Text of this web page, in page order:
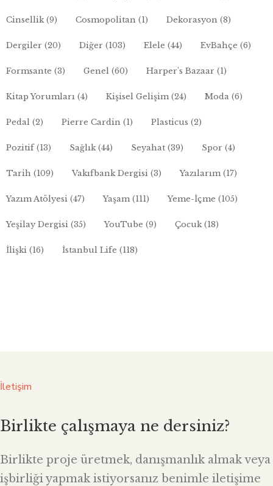
Cinsellik(9) Cosmopolitan (1) Dekorasyon (8)
Dergiler (20) Diğer (103) Elele (44) EvBahçe (6)
Formsante (3) Genel (60) Harper's Bazaar (1)
Kitap Yorumları (4) Kişisel Gelişim(24) Moda (6)
Pedal (2) Pierre Cardin (1) Plasticus (2)
Pozitif(13) Sağlık(44) Seyahat (39) Spor (4)
Tarih (109) Vakıfbank Dergisi (3) Yazılarım(17)
Yazım Atölyesi (47) Yaşam(111) Yeme-İçme (105)
Yeşilay Dergisi (35) YouTube (9) Çocuk(18)
İlişki (16) İstanbul Life (118)
İletişim
Birlikte çalışmaya ne dersiniz?
Birlikte proje üretmek, danışmanlık almak veya
işbirliği yapmak istiyorsanız benimle iletişime